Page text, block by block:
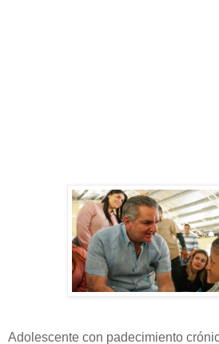
Adolescente con padecimiento